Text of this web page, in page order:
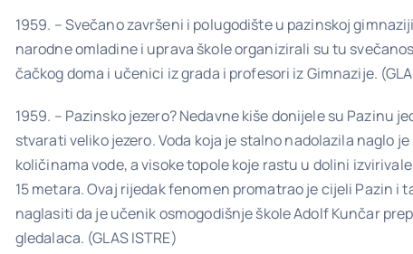
1959. – Svečano završeni i polugodište u pazinskoj
narodne omladine i uprava škole organizirali su tu
čačkog doma i učenici iz grada i profesori iz Gimnazije.
1959. – Pazinsko jezero? Nedavne kiše donijele su Pazinu
stvarati veliko jezero. Voda koja je stalno nadolazila naglo
količinama vode, a visoke topole koje rastu u dolini
15 metara. Ovaj rijedak fenomen promatrao je cijeli Pazin
naglasiti da je učenik osmogodišnje škole Adolf Kunčar
gledalaca. (GLAS ISTRE)